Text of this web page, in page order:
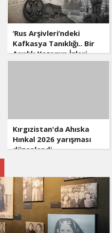
‘Rus Arşivleri’ndeki
Kafkasya Tanıklığı.. Bir
Asırlık Yaşamın İzleri
Yeniden Okundu!
Kırgızistan'da Ahıska
Hınkal 2026 yarışması
düzenlendi